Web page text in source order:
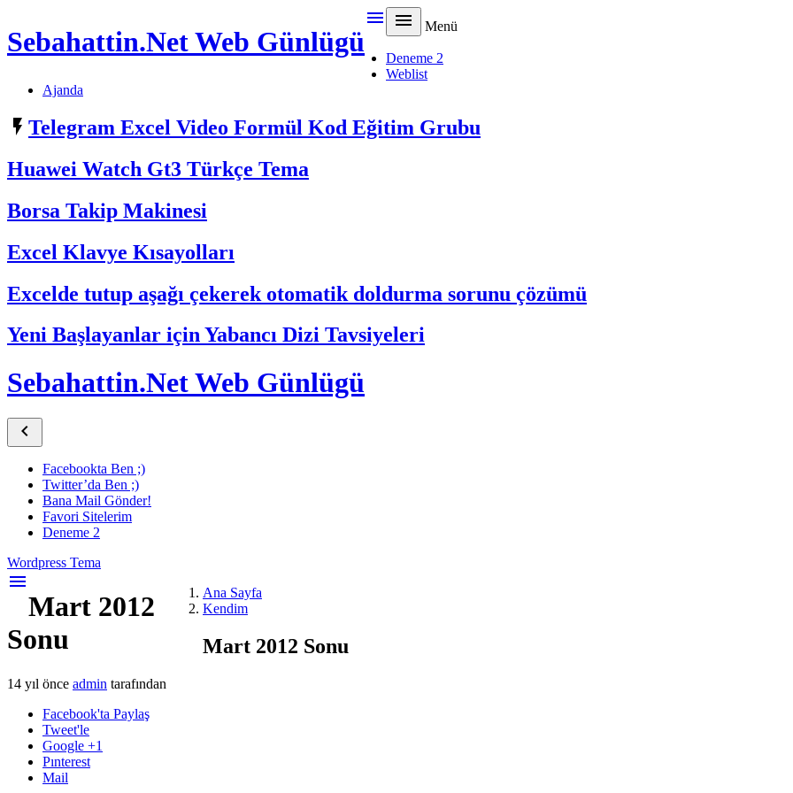
Sebahattin.Net Web Günlügü
  Menü
Deneme 2
Weblist
Ajanda
 Telegram Excel Video Formül Kod Eğitim Grubu
Huawei Watch Gt3 Türkçe Tema
Borsa Takip Makinesi
Excel Klavye Kısayolları
Excelde tutup aşağı çekerek otomatik doldurma sorunu çözümü
Yeni Başlayanlar için Yabancı Dizi Tavsiyeleri
Sebahattin.Net Web Günlügü

Facebookta Ben ;)
Twitter’da Ben ;)
Bana Mail Gönder!
Favori Sitelerim
Deneme 2
Wordpress Tema
menu
Mart 2012
Sonu
Ana Sayfa
Kendim
Mart 2012 Sonu
14 yıl önce admin tarafından
Facebook'ta Paylaş
Tweet'le
Google +1
Pınterest
Mail